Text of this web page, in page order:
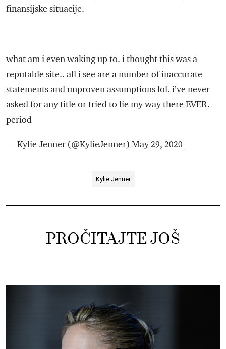
finansijske situacije.
what am i even waking up to. i thought this was a
reputable site.. all i see are a number of inaccurate
statements and unproven assumptions lol. i’ve never
asked for any title or tried to lie my way there EVER.
period
— Kylie Jenner (@KylieJenner) May 29, 2020
Kylie Jenner
PROČITAJTE JOŠ